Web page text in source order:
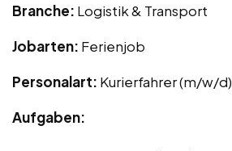
Branche: Logistik & Transport
Jobarten: Ferienjob
Personalart: Kurierfahrer (m/w/d)
Aufgaben: